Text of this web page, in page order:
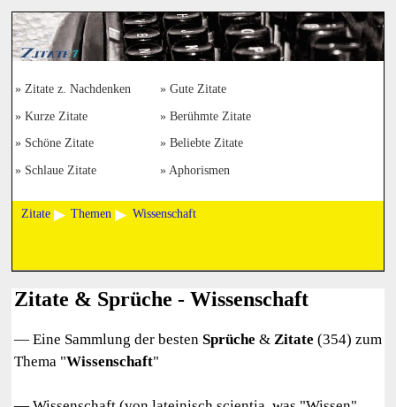
Zitate z. Nachdenken Gute Zitate
Kurze Zitate Berühmte Zitate
Schöne Zitate Beliebte Zitate
Schlaue Zitate Aphorismen
Zitate Themen Wissenschaft
Zitate & Sprüche - Wissenschaft
— Eine Sammlung der bestenSprüche &Zitate (354) zum
Thema "Wissenschaft"